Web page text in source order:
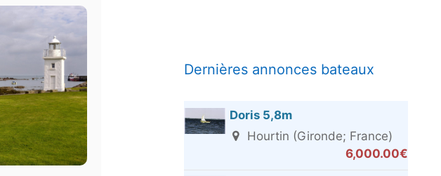
Dernières annonces bateaux
Doris 5,8m
Hourtin (Gironde; France)
6,000.00€